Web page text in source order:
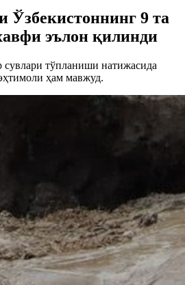
Ўзбекистоннинг 9 та
эълон қилинди
сувлари тўпланиши натижасида
ҳам мавжуд.